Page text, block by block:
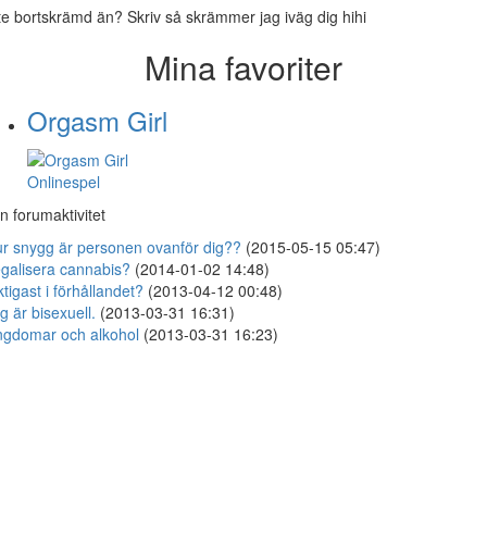
bortskrämd än? Skriv så skrämmer jag iväg dig hihi
Mina favoriter
Orgasm Girl
Onlinespel
forumaktivitet
snygg är personen ovanför dig?? (2015-05-15 05:47)
cannabis? (2014-01-02 14:48)
i förhållandet? (2013-04-12 00:48)
är bisexuell. (2013-03-31 16:31)
och alkohol (2013-03-31 16:23)